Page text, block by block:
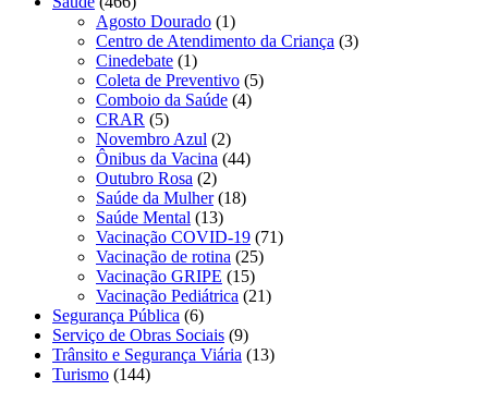
Agosto Dourado (1)
Centro de Atendimento da Criança (3)
Cinedebate (1)
Coleta de Preventivo (5)
Comboio da Saúde (4)
CRAR (5)
Novembro Azul (2)
Ônibus da Vacina (44)
Outubro Rosa (2)
Saúde da Mulher(18)
Saúde Mental (13)
Vacinação COVID-19 (71)
Vacinação de rotina (25)
Vacinação GRIPE (15)
Vacinação Pediátrica (21)
Segurança Pública (6)
Serviço de Obras Sociais (9)
Trânsito e Segurança Viária (13)
Turismo (144)